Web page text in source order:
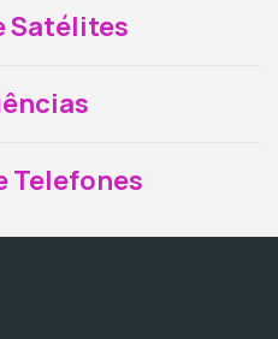
Satélites
Telefones